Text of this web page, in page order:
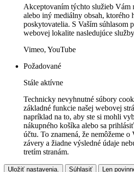
Akceptovaním týchto služieb Vám
alebo iný mediálny obsah, ktorého
poskytovatelia. S Vaším súhlasom
webovej lokalite nasledujúce
Vimeo, YouTube
Požadované
Stále aktívne
Technicky nevyhnutné súbory
základné funkcie našej webovej
napríklad na to, aby ste si mohli
nákupného košíka alebo sa
účtu. To znamená, že nemôžeme
závery a žiadne výsledné údaje
tretím stranám.
Uložiť nastavenia. Súhlasiť Len